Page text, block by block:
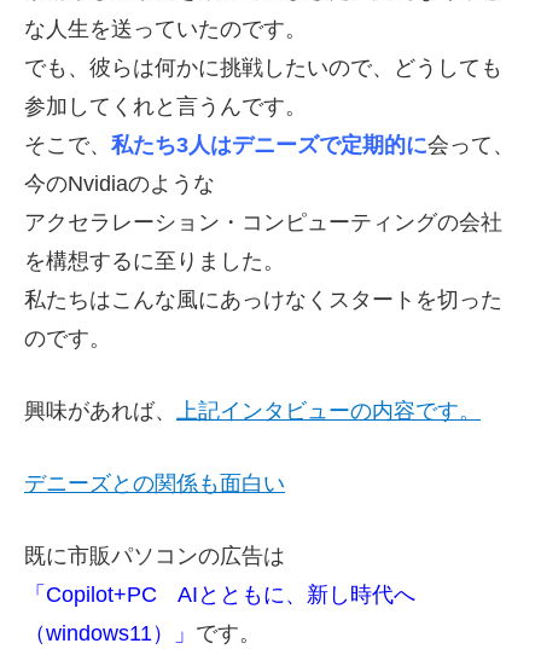
な人生を送っていたのです。
でも、彼らは何かに挑戦したいので、どうしても
参加してくれと言うんです。
そこで、 私たち3人はデニーズで定期的に会って、
今のNvidiaのような
アクセラレーション・コンピューティングの会社
を構想するに至りました。
私たちはこんな風にあっけなくスタートを切った
のです。
興味があれば、 上記インタビューの内容です。
デニーズとの関係も面白い
既に市販パソコンの広告は
「 Copilot+PC AIとともに、新し時代へ
（windows11）」 です。